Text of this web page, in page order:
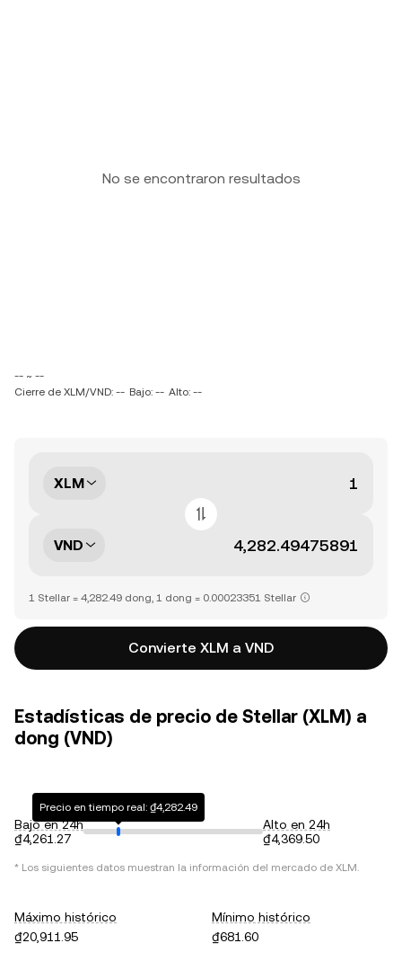
No se encontraron resultados
-- ~ --
Cierre de XLM/VND: -- Bajo: -- Alto: --
XLM
VND
1 Stellar = 4,282.49 dong, 1 dong = 0.00023351 Stellar
Convierte XLM a VND
Estadísticas de precio de Stellar (XLM) a
dong (VND)
Bajo en 24h
₫4,261.27
Precio en tiempo real: ₫4,282.49
Alto en 24h
₫4,369.50
* Los siguientes datos muestran la información del mercado de XLM.
Máximo histórico
₫20,911.95
Mínimo histórico
₫681.60